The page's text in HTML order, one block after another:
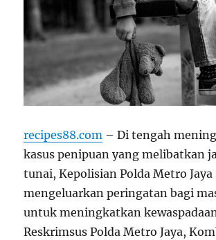
recipes88.com – Di tengah
kasus penipuan yang melibatkan
tunai, Kepolisian Polda Metro Jaya
mengeluarkan peringatan bagi
untuk meningkatkan
Reskrimsus Polda Metro Jaya,